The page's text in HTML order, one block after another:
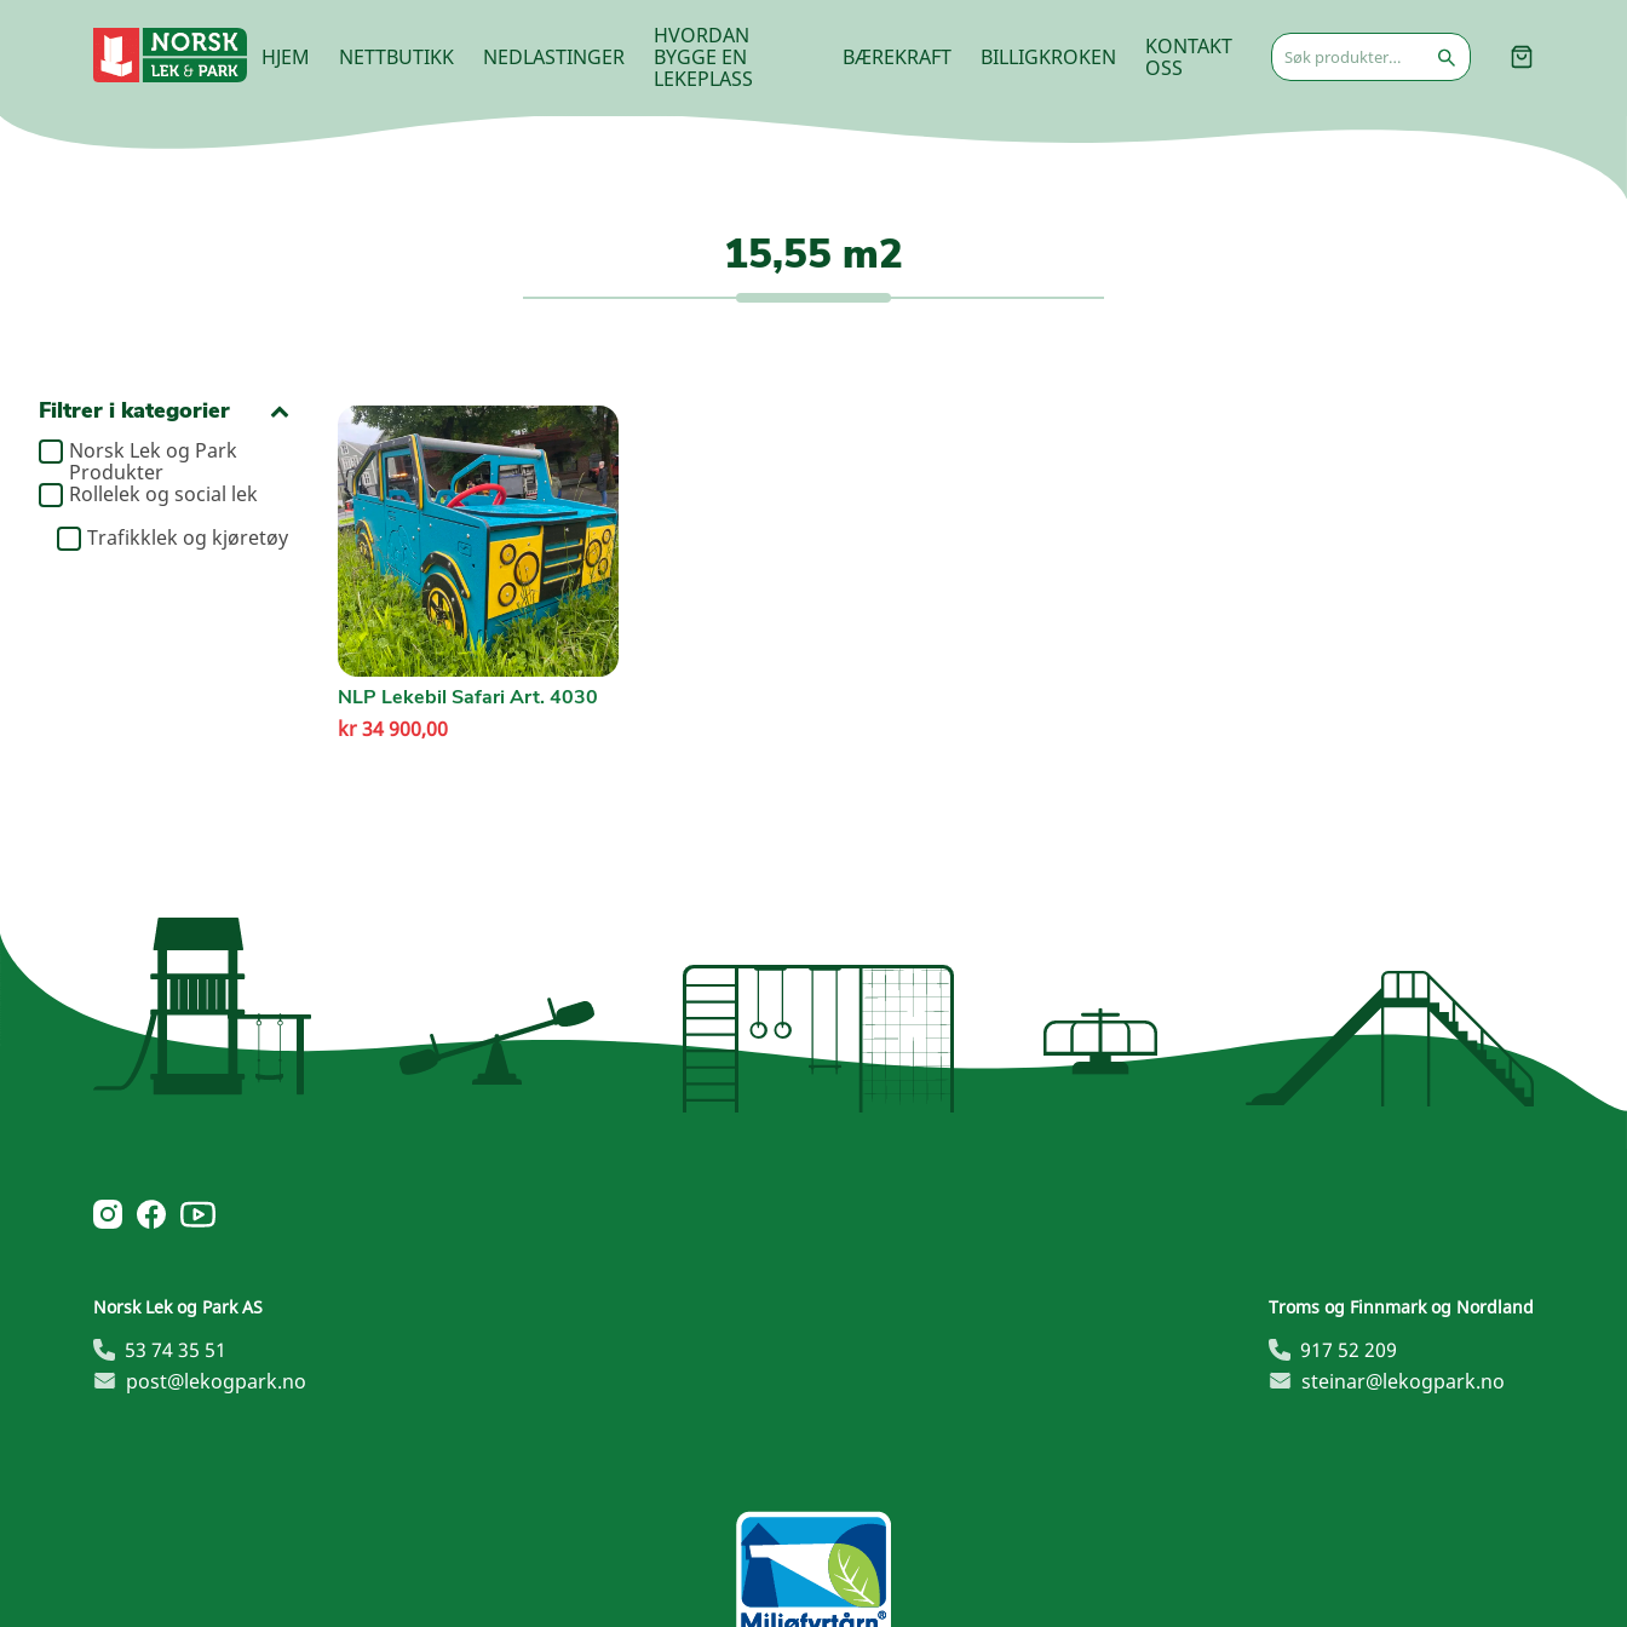
HJEM NETTBUTIKK NEDLASTINGER
HVORDAN
BYGGE EN
LEKEPLASS
BÆREKRAFT BILLIGKROKEN
KONTAKT
OSS
Søk
etter:
15,55 m2
Filtrer i kategorier
Norsk Lek og Park
Produkter
Rollelek og social lek
Trafikklek og kjøretøy
NLP Lekebil Safari Art. 4030
kr34 900,00
Norsk Leg & Park instagram
Norsk Leg & Park facebook
Norsk Leg & Park youtube
Norsk Lek og Park AS
53 74 35 51
post@lekogpark.no
Troms og Finnmark og Nordland
917 52 209
steinar@lekogpark.no